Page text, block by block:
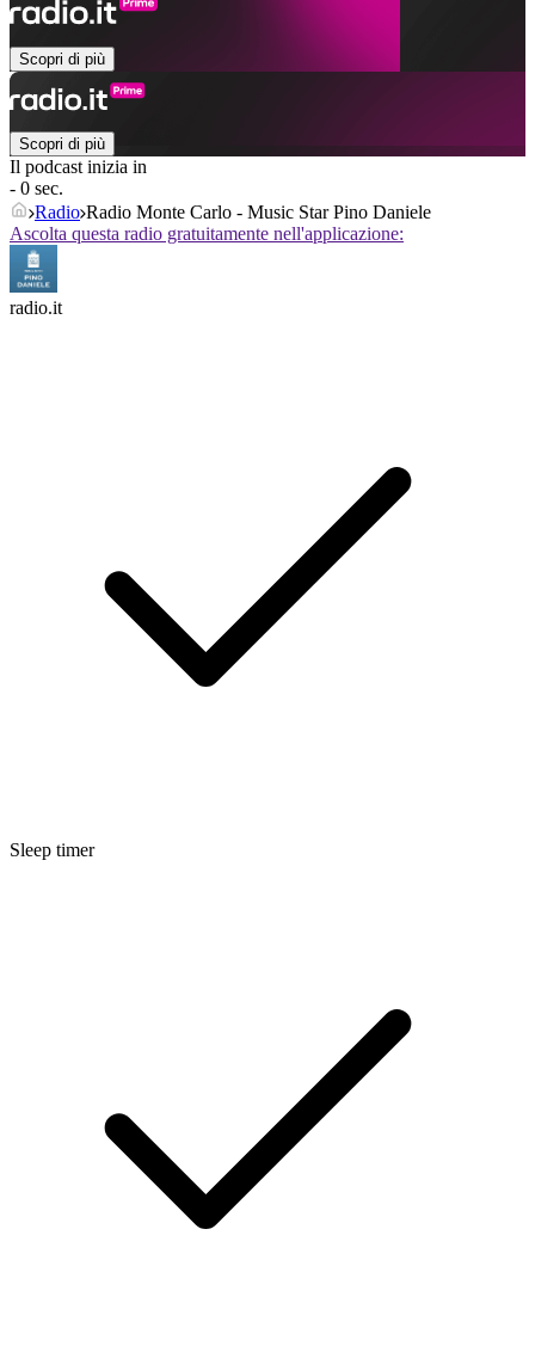
Scopri di più
Scopri di più
Il podcast inizia in
- 0 sec.
Radio Radio Monte Carlo - Music Star Pino Daniele
Ascolta questa radio gratuitamente nell'applicazione:
radio.it
Sleep timer